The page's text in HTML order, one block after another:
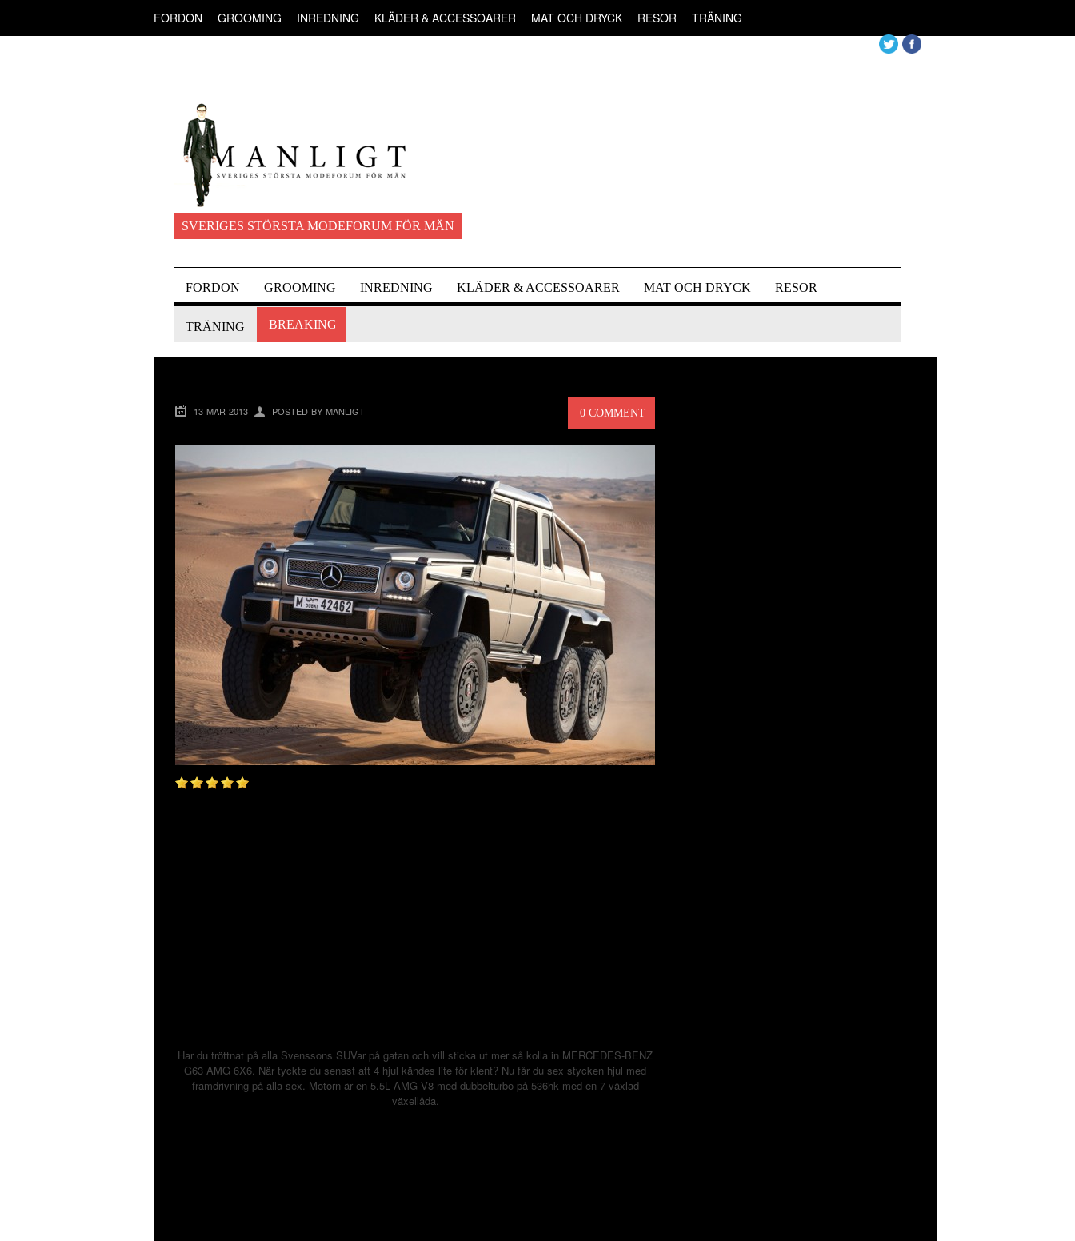
FORDON GROOMING INREDNING KLÄDER & ACCESSOARER MAT OCH DRYCK RESOR TRÄNING
SVERIGES STÖRSTA MODEFORUM FÖR MÄN
FORDON GROOMING INREDNING KLÄDER & ACCESSOARER MAT OCH DRYCK RESOR
TRÄNING BREAKING
0 COMMENT
13 MAR 2013 POSTED BY MANLIGT
Har du tröttnat på alla Svenssons SUVar på gatan och vill sticka ut mer så kolla in MERCEDES-BENZ
G63 AMG 6X6. När tyckte du senast att 4 hjul kändes lite för klent? Nu får du sex stycken hjul med
framdrivning på alla sex. Motorn är en 5.5L AMG V8 med dubbelturbo på 536hk med en 7 växlad
växellåda.